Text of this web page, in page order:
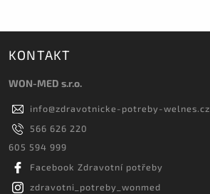
KONTAKT
WON-MED s.r.o.
info@zdravotnicke-potreby-welnes.cz
566 626 220
605 594 999
Facebook Zdravotní potřeby
zdravotni_potreby_wonmed